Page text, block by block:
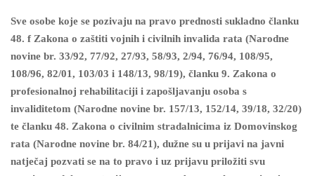
Sve osobe koje se pozivaju na pravo prednosti sukladno članku
48. f Zakona o zaštiti vojnih i civilnih invalida rata (Narodne
novine br. 33/92, 77/92, 27/93, 58/93, 2/94, 76/94, 108/95,
108/96, 82/01, 103/03 i 148/13, 98/19), članku 9. Zakona o
profesionalnoj rehabilitaciji i zapošljavanju osoba s
invaliditetom (Narodne novine br. 157/13, 152/14, 39/18, 32/20)
te članku 48. Zakona o civilnim stradalnicima iz Domovinskog
rata (Narodne novine br. 84/21), dužne su u prijavi na javni
natječaj pozvati se na to pravo i uz prijavu priložiti svu